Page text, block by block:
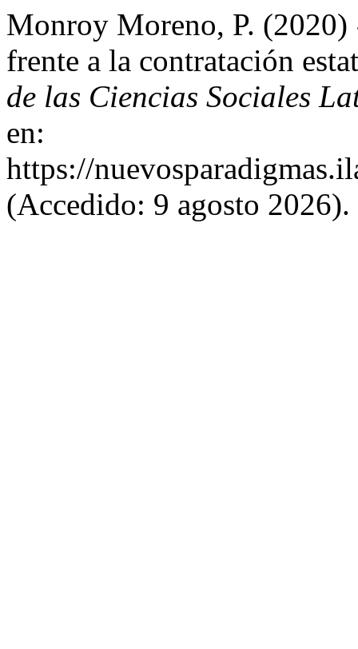
Monroy Moreno, P.
frente a la contratación
de las Ciencias Sociales
en:
https://
(Accedido: 9 agosto 2026).